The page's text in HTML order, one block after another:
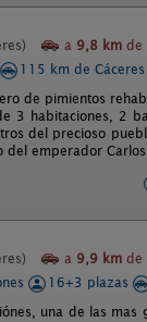
a 9,8 km de
115 km de Cáceres
de pimientos
3 habitaciones, 2
del precioso
del emperador
a 9,9 km de
16+3 plazas
una de las